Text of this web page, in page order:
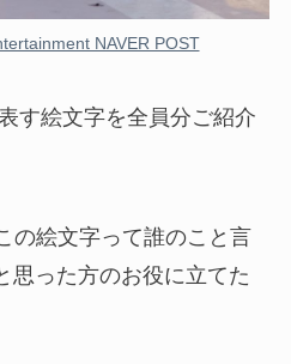
NAVER POST
す絵文字を全員分ご紹介
の絵文字って誰のこと言
った方のお役に立てた